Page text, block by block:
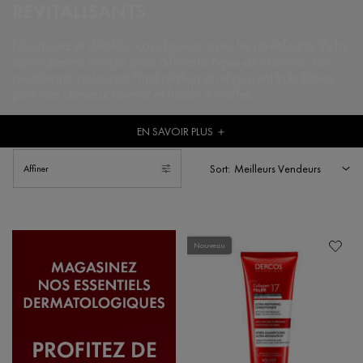
EN SAVOIR PLUS ＋
Affiner
Filters menu Sort:
Nouveau